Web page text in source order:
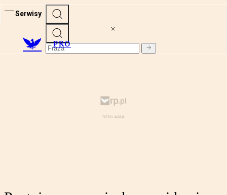
Serwisy
PRO